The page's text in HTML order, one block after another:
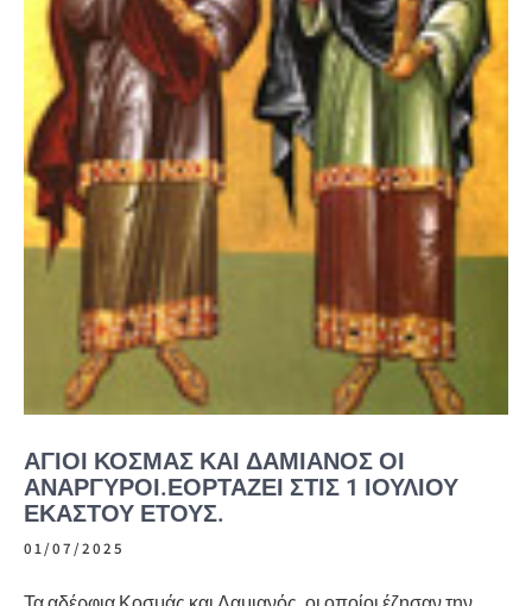
ΆΓΙΟΙ ΚΟΣΜΆΣ ΚΑΙ ΔΑΜΙΑΝΌΣ ΟΙ
ΑΝΆΡΓΥΡΟΙ.ΕΟΡΤΆΖΕΙ ΣΤΙΣ 1 ΙΟΥΛΊΟΥ
ΕΚΆΣΤΟΥ ΈΤΟΥΣ.
01/07/2025